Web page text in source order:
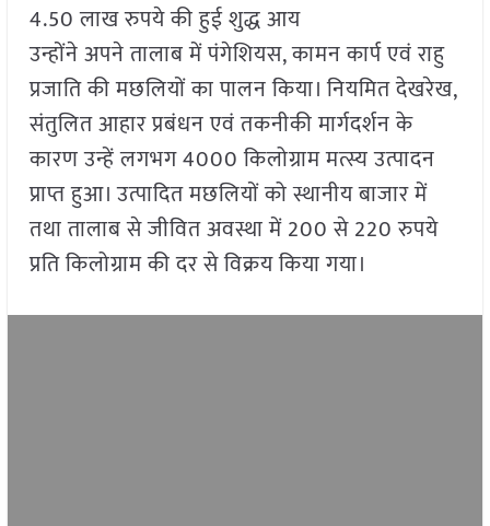
4.50 लाख रुपये की हुई शुद्ध आय
उन्होंने अपने तालाब में पंगेशियस, कामन कार्प एवं राहु
प्रजाति की मछलियों का पालन किया। नियमित देखरेख,
संतुलित आहार प्रबंधन एवं तकनीकी मार्गदर्शन के
कारण उन्हें लगभग 4000 किलोग्राम मत्स्य उत्पादन
प्राप्त हुआ। उत्पादित मछलियों को स्थानीय बाजार में
तथा तालाब से जीवित अवस्था में 200 से 220 रुपये
प्रति किलोग्राम की दर से विक्रय किया गया।